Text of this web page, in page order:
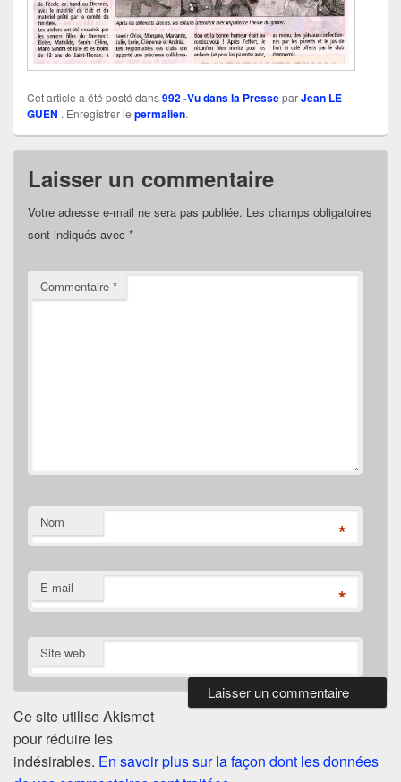
Cet article a été posté dans992 -Vu dans la PresseparJean LE
GUEN . Enregistrer le permalien.
Laisser un commentaire
Votre adresse e-mail ne sera pas publiée. Les champs obligatoires
sont indiqués avec *
Commentaire *
Nom *
E-mail *
Site web
Ce site utilise Akismet
pour réduire les
indésirables. En savoir plus sur la façon dont les données